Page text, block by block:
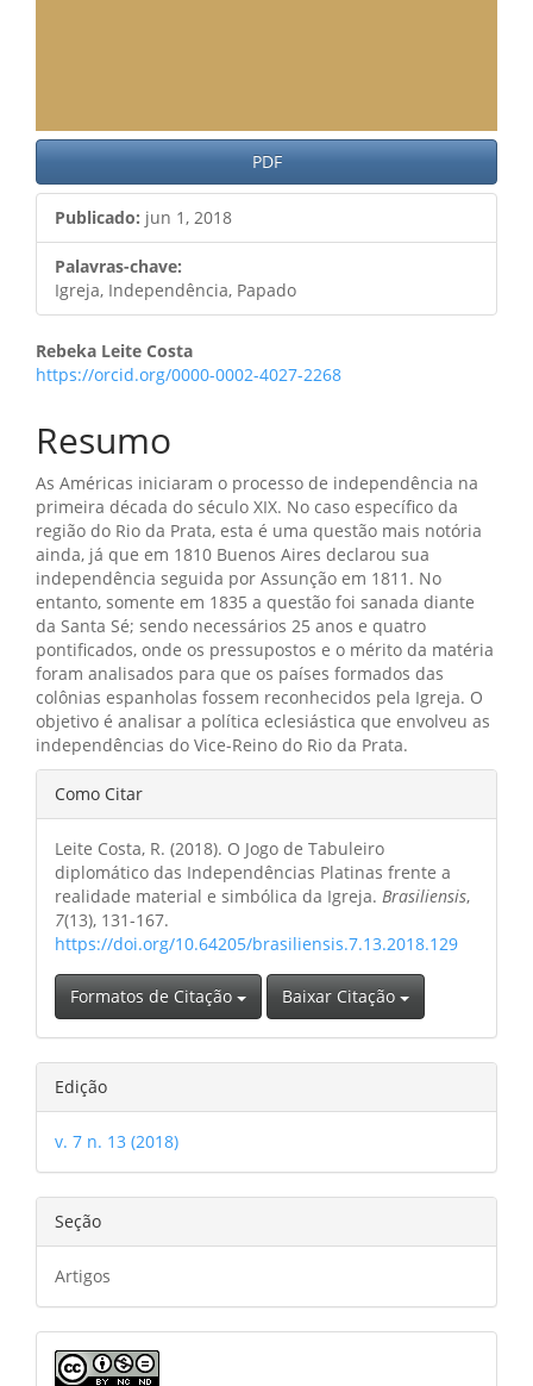
PDF
Publicado: jun 1, 2018
Palavras-chave:
Igreja, Independência, Papado
Conteúdo
do
artigo
principal
Rebeka Leite Costa
https://orcid.org/0000-0002-4027-2268
Resumo
As Américas iniciaram o processo de independência na
primeira década do século XIX. No caso específico da
região do Rio da Prata, esta é uma questão mais notória
ainda, já que em 1810 Buenos Aires declarou sua
independência seguida por Assunção em 1811. No
entanto, somente em 1835 a questão foi sanada diante
da Santa Sé; sendo necessários 25 anos e quatro
pontificados, onde os pressupostos e o mérito da matéria
foram analisados para que os países formados das
colônias espanholas fossem reconhecidos pela Igreja. O
objetivo é analisar a política eclesiástica que envolveu as
independências do Vice-Reino do Rio da Prata.
Detalhes
do
artigo
Como Citar
Leite Costa, R. (2018). O Jogo de Tabuleiro
diplomático das Independências Platinas frente a
realidade material e simbólica da Igreja. Brasiliensis,
7(13), 131-167.
https://doi.org/10.64205/brasiliensis.7.13.2018.129
Formatos de Citação Baixar Citação
Edição
v. 7 n. 13 (2018)
Seção
Artigos